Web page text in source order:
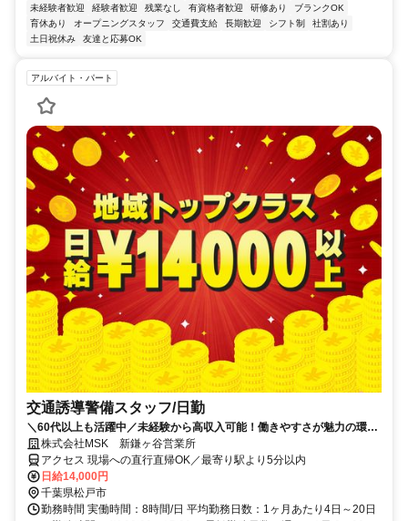
未経験者歓迎
経験者歓迎 残業なし 有資格者歓迎 研修あり
ブランクOK
育休あり
オープニングスタッフ 交通費支給 長期歓迎 シフト制
社割あり
土日祝休み
友達と応募OK
アルバイト・パート
交通誘導警備スタッフ/日勤
＼60代以上も活躍中／未経験から高収入可能！働きやすさが魅力の環境
で警備員デビューをしませんか！【月収28万円可能！日払いもOK！】
勤務3日前迄シフト申請が可能です！週1日～・短期もOK！あなたのラ
イフスタイルに合わせてお仕事しませんか！未経験者大歓迎！年代幅広
く活躍しています。
株式会社MSK 新鎌ヶ谷営業所
アクセス 現場への直行直帰OK／最寄り駅より5分以内
日給14,000円
千葉県松戸市
勤務時間 実働時間：8時間/日 平均勤務日数：1ヶ月あたり4日～20日